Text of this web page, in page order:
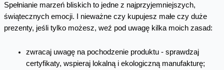
Spełnianie marzeń bliskich to jedne z najprzyjemniejszych,
świątecznych emocji. I nieważne czy kupujesz małe czy duże
prezenty, jeśli tylko możesz, weź pod uwagę kilka moich zasad:
zwracaj uwagę na pochodzenie produktu - sprawdzaj
certyfikaty, wspieraj lokalną i ekologiczną manufakturę;